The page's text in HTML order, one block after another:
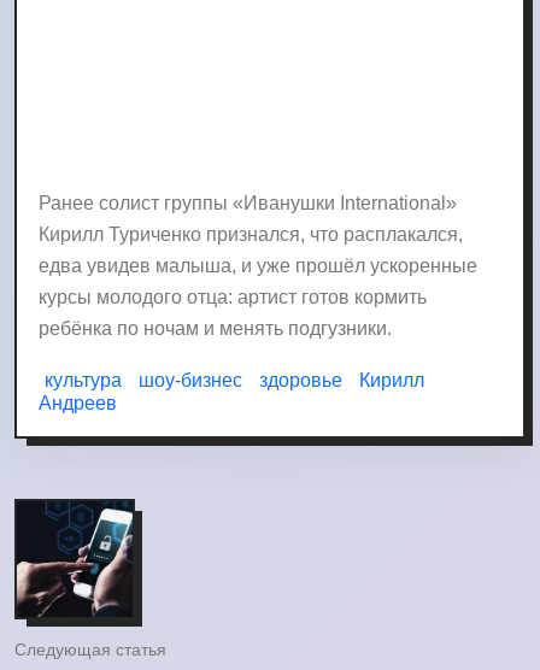
Ранее солист группы «Иванушки International»
Кирилл Туриченко признался, что расплакался,
едва увидев малыша, и уже прошёл ускоренные
курсы молодого отца: артист готов кормить
ребёнка по ночам и менять подгузники.
культура шоу-бизнес здоровье
Кирилл
Андреев
Следующая статья